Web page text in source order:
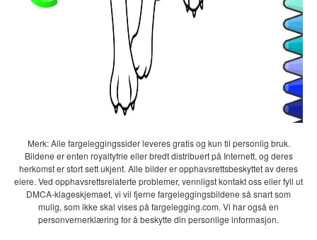
Merk: Alle fargeleggingssider leveres gratis og kun til personlig bruk.
Bildene er enten royaltyfrie eller bredt distribuert på Internett, og deres
herkomst er stort sett ukjent. Alle bilder er opphavsrettsbeskyttet av deres
eiere. Ved opphavsrettsrelaterte problemer, vennligst kontakt oss eller fyll ut
DMCA-klageskjemaet, vi vil fjerne fargeleggingsbildene så snart som
mulig, som ikke skal vises på fargelegging.com. Vi har også en
personvernerklæring for å beskytte din personlige informasjon.